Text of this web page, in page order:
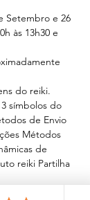
Setembro e 26
às 13h30 e
do reiki.
símbolos do
de Envio
Métodos
de
reiki Partilha